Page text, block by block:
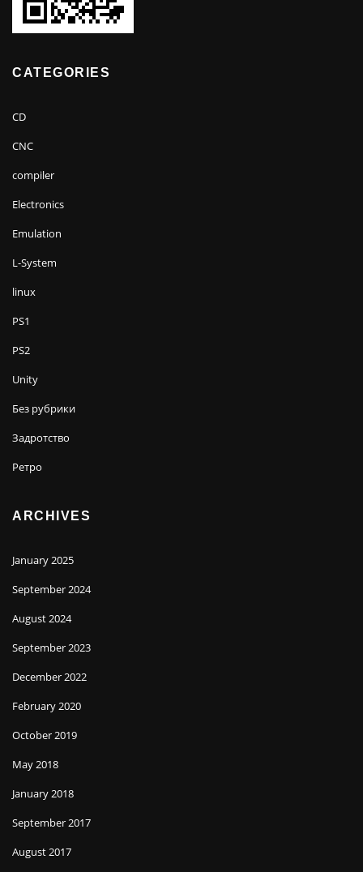
CATEGORIES
CD
CNC
compiler
Electronics
Emulation
L-System
linux
PS1
PS2
Unity
Без рубрики
Задротство
Ретро
ARCHIVES
January 2025
September 2024
August 2024
September 2023
December 2022
February 2020
October 2019
May 2018
January 2018
September 2017
August 2017